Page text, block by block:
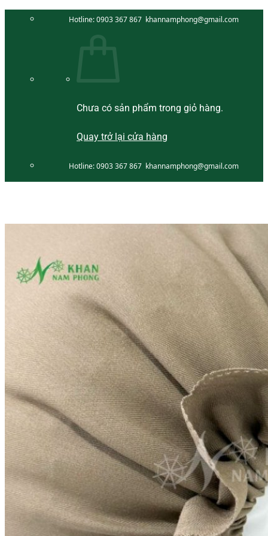
Hotline:0903 367 867 khannamphong@gmail.com
Chưa có sản phẩm trong giỏ hàng.
Quay trở lại cửa hàng
Hotline:0903 367 867 khannamphong@gmail.com
KHĂN SPA
Khăn Trải Giường Spa
Khăn Body
Khăn Quấn Tóc Spa
Khăn Xông Hơi
Khăn Salon Tóc, Gội Đầu
KHĂN NAIL
KHĂN KHÁCH SẠN
Khăn Tắm Hồ Bơi
Khăn Nhà Nghỉ
Thảm Chân Khách Sạn
KHĂN QUÀ TẶNG
KHĂN GIA ĐÌNH